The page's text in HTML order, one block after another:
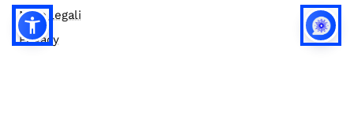
Note legali
Privacy